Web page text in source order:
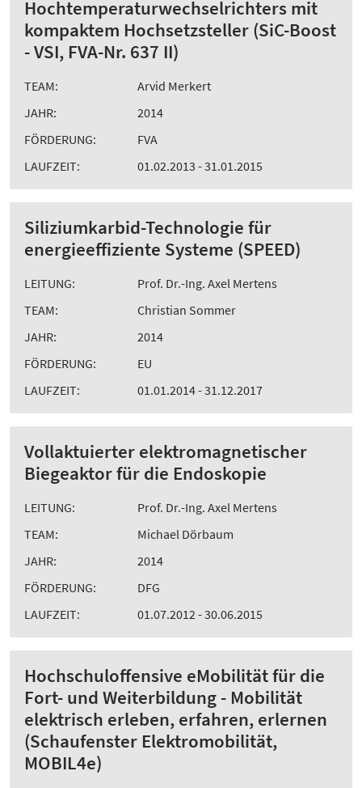
Hochtemperaturwechselrichters mit
kompaktem Hochsetzsteller (SiC-Boost
- VSI, FVA-Nr. 637 II)
TEAM:
Arvid Merkert
JAHR:
2014
FÖRDERUNG:
FVA
LAUFZEIT:
01.02.2013 - 31.01.2015
Siliziumkarbid-Technologie für
energieeffiziente Systeme (SPEED)
LEITUNG:
Prof. Dr.-Ing. Axel Mertens
TEAM:
Christian Sommer
JAHR:
2014
FÖRDERUNG:
EU
LAUFZEIT:
01.01.2014 - 31.12.2017
Vollaktuierter elektromagnetischer
Biegeaktor für die Endoskopie
LEITUNG:
Prof. Dr.-Ing. Axel Mertens
TEAM:
Michael Dörbaum
JAHR:
2014
FÖRDERUNG:
DFG
LAUFZEIT:
01.07.2012 - 30.06.2015
Hochschuloffensive eMobilität für die
Fort- und Weiterbildung - Mobilität
elektrisch erleben, erfahren, erlernen
(Schaufenster Elektromobilität,
MOBIL4e)